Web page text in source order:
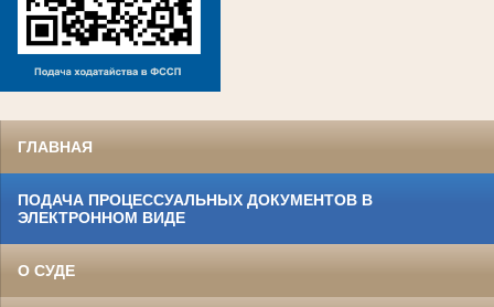
ГЛАВНАЯ
ПОДАЧА ПРОЦЕССУАЛЬНЫХ ДОКУМЕНТОВ В
ЭЛЕКТРОННОМ ВИДЕ
О СУДЕ